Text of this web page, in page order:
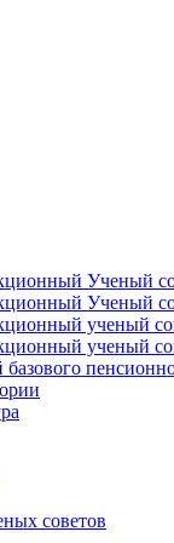
Ученый
Ученый
ученый
ученый
советов